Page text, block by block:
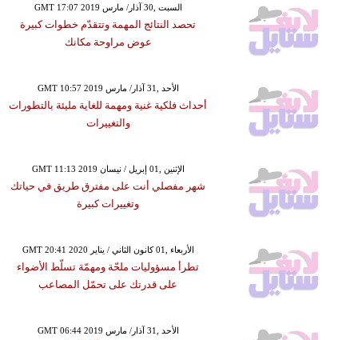
GMT 17:07 2019 السبت ,30 آذار/ مارس
تحصد النتائج المهمة وتتقدّم خطوات كبيرة
عوض مراوحة مكانك
GMT 10:57 2019 الأحد ,31 آذار/ مارس
أحداث فلكية غنية ومهمة للغاية مليئة بالتطورات
والتغييرات
GMT 11:13 2019 الإثنين ,01 إبريل / نيسان
شهر مفصلي أنت على مفترق طريق في حياتك
وتغييرات كبيرة
GMT 20:41 2020 الأربعاء ,01 كانون الثاني / يناير
تطرأ مسؤوليات ملحّة ومهمّة تسلّط الأضواء
على قدرتك على تحمّل المصاعب
GMT 06:44 2019 الأحد ,31 آذار/ مارس